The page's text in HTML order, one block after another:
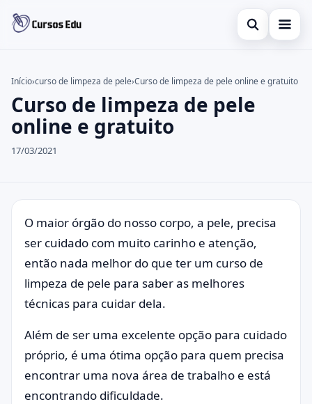
Abrir busca
Inglês
Idiomas
Buscar no site
Buscar por:
Pressione Enter para buscar ou ESC para fechar.
Início›curso de limpeza de pele›Curso de limpeza de pele online e gratuito
Curso de limpeza de pele
online e gratuito
17/03/2021
O maior órgão do nosso corpo, a pele, precisa
ser cuidado com muito carinho e atenção,
então nada melhor do que ter um curso de
limpeza de pele para saber as melhores
técnicas para cuidar dela.
Além de ser uma excelente opção para cuidado
próprio, é uma ótima opção para quem precisa
encontrar uma nova área de trabalho e está
encontrando dificuldade.